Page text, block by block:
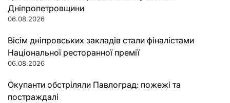
Дніпропетровщини
06.08.2026
Вісім дніпровських закладів стали фіналістами
Національної ресторанної премії
06.08.2026
Окупанти обстріляли Павлоград: пожежі та
постраждалі